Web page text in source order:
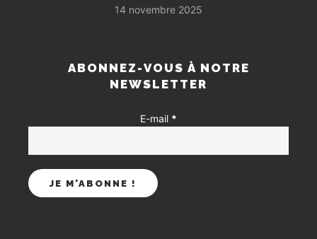
14 novembre 2025
ABONNEZ-VOUS À NOTRE
NEWSLETTER
E-mail *